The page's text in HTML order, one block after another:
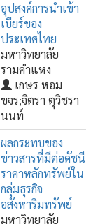
อุปสงค์การนำเข้า
เบียร์ของ
ประเทศไทย
มหาวิทยาลัย
รามคำแหง
เกษร หอม
ขจร;จิตรา ตุวิชรา
นนท์
ผลกระทบของ
ข่าวสารที่มีต่อดัชนี
ราคาหลักทรัพย์ใน
กลุ่มธุรกิจ
อสังหาริมทรัพย์
มหาวิทยาลัย